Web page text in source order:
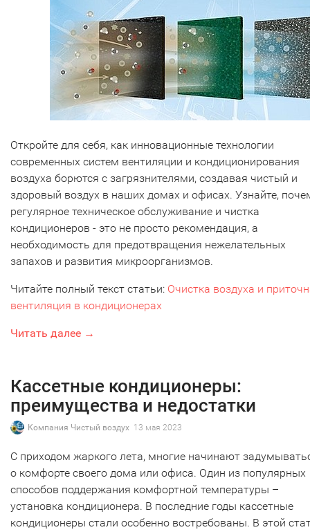
Откройте для себя, как инновационные технологии
современных систем вентиляции и кондиционирования
воздуха борются с загрязнителями, создавая чистый и
здоровый воздух в наших домах и офисах. Узнайте,
регулярное техническое обслуживание и чистка
кондиционеров - это не просто рекомендация, а
необходимость для предотвращения нежелательных
запахов и развития микроорганизмов.
Читайте полный текст статьи: Очистка воздуха и
вентиляция в кондиционерах
Читать далее →
Кассетные кондиционеры:
преимущества и недостатки
Компания Чистый воздух 13 мая 2023
С приходом жаркого лета, многие начинают
о комфорте своего дома или офиса. Один из популярных
способов поддержания комфортной температуры –
установка кондиционера. В последние годы кассетные
кондиционеры стали особенно востребованы. В этой